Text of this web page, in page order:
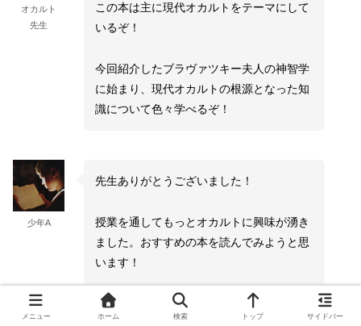
オカルト
先生
この本は主に現代オカルトをテーマにして
いるぞ！
今回紹介したブラヴァツキー夫人の神智学
に始まり、現代オカルトの根源となった知
識について色々学べるぞ！
少年A
先生ありがとうございました！
授業を通してもっとオカルトに興味が湧き
ました。おすすめの本を読んでみようと思
います！
メニュー ホーム 検索 トップ サイドバー